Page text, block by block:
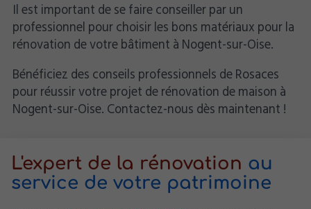
Il est important de se faire conseiller par un
professionnel pour choisir les bons matériaux pour la
rénovation de votre bâtiment à Nogent-sur-Oise.
Bénéficiez des conseils professionnels de Rosaces
pour réussir votre projet de rénovation de maison à
Nogent-sur-Oise. Contactez-nous dès maintenant !
L'expert de la rénovation au
service de votre patrimoine